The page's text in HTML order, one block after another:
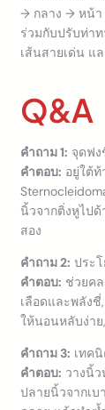
→ กลาง → หน้า
ร่วมกับปรับท่าท
เส้นสายเด่น แ
Q&A
คำถาม 1: จุดฟง
คำตอบ: อยู่ใต้
นิ้วจากติ่งหูไป
สอง
คำถาม 2: ประ
คำตอบ: ช่วยค
เลือดและพลัง
ให้นอนหลับง่า
คำถาม 3: เทค
คำตอบ: วางนิ้
ปลายนิ้วจากเ